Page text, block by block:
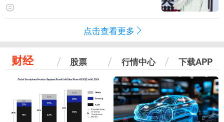
点击查看更多
财经 股票 行情中心 下载APP